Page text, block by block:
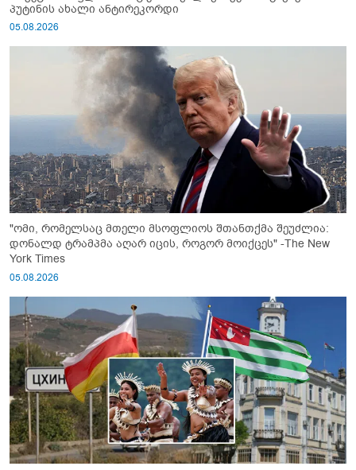
პუტინის ახალი ანტირეკორდი
05.08.2026
"ომი, რომელსაც მთელი მსოფლიოს შთანთქმა შეუძლია:
დონალდ ტრამპმა აღარ იცის, როგორ მოიქცეს" -The New
York Times
05.08.2026